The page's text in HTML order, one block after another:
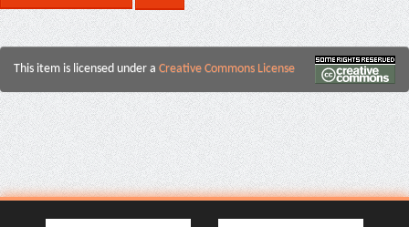
This item is licensed under a Creative Commons License